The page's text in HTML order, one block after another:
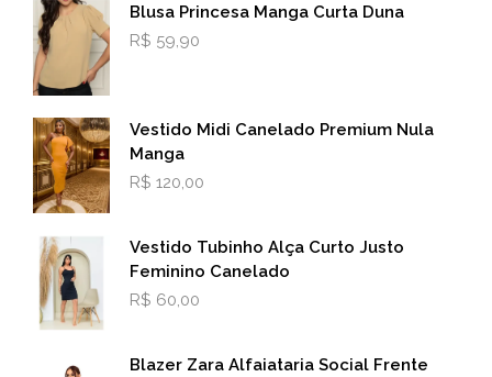
Blusa Princesa Manga Curta Duna
R$ 59,90
Vestido Midi Canelado Premium Nula
Manga
R$ 120,00
Vestido Tubinho Alça Curto Justo
Feminino Canelado
R$ 60,00
Blazer Zara Alfaiataria Social Frente